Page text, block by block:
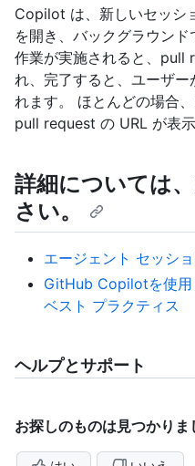
Copilot は、新しいセッシ
を開き、バックグラウンド
作業が実施されると、pull
れ、完了すると、ユーザ
れます。 ほとんどの場合
pull request の URL が表示
詳細については
さい。
エージェント セッシ
GitHub Copilotを使用
ベスト プラクティス
ヘルプとサポート
お探しのものは見つかりま